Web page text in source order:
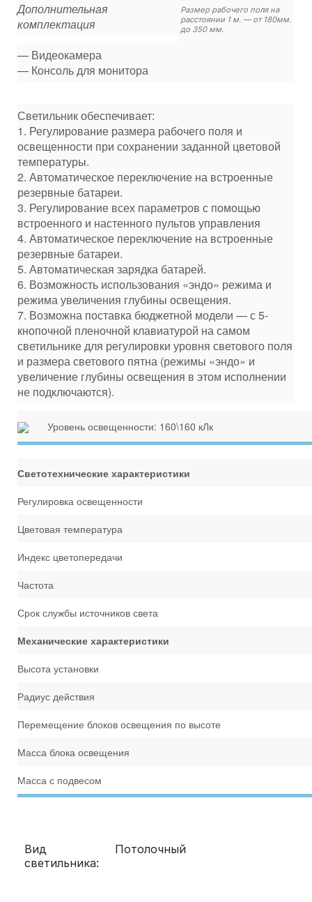
Размер рабочего поля на
расстоянии 1 м. — от 180мм.
до 350 мм.
Дополнительная
комплектация
— Видеокамера
— Консоль для монитора
Светильник обеспечивает:
1. Регулирование размера рабочего поля и
освещенности при сохранении заданной цветовой
температуры.
2. Автоматическое переключение на встроенные
резервные батареи.
3. Регулирование всех параметров с помощью
встроенного и настенного пультов управления
4. Автоматическое переключение на встроенные
резервные батареи.
5. Автоматическая зарядка батарей.
6. Возможность использования «эндо» режима и
режима увеличения глубины освещения.
7. Возможна поставка бюджетной модели — с 5-
кнопочной пленочной клавиатурой на самом
светильнике для регулировки уровня светового поля
и размера светового пятна (режимы «эндо» и
увеличение глубины освещения в этом исполнении
не подключаются).
Уровень освещенности: 160\160 кЛк
Светотехнические характеристики
Регулировка освещенности
Цветовая температура
Индекс цветопередачи
Частота
Срок службы источников света
Механические характеристики
Высота установки
Радиус действия
Перемещение блоков освещения по высоте
Масса блока освещения
Масса с подвесом
Вид
светильника:
Потолочный